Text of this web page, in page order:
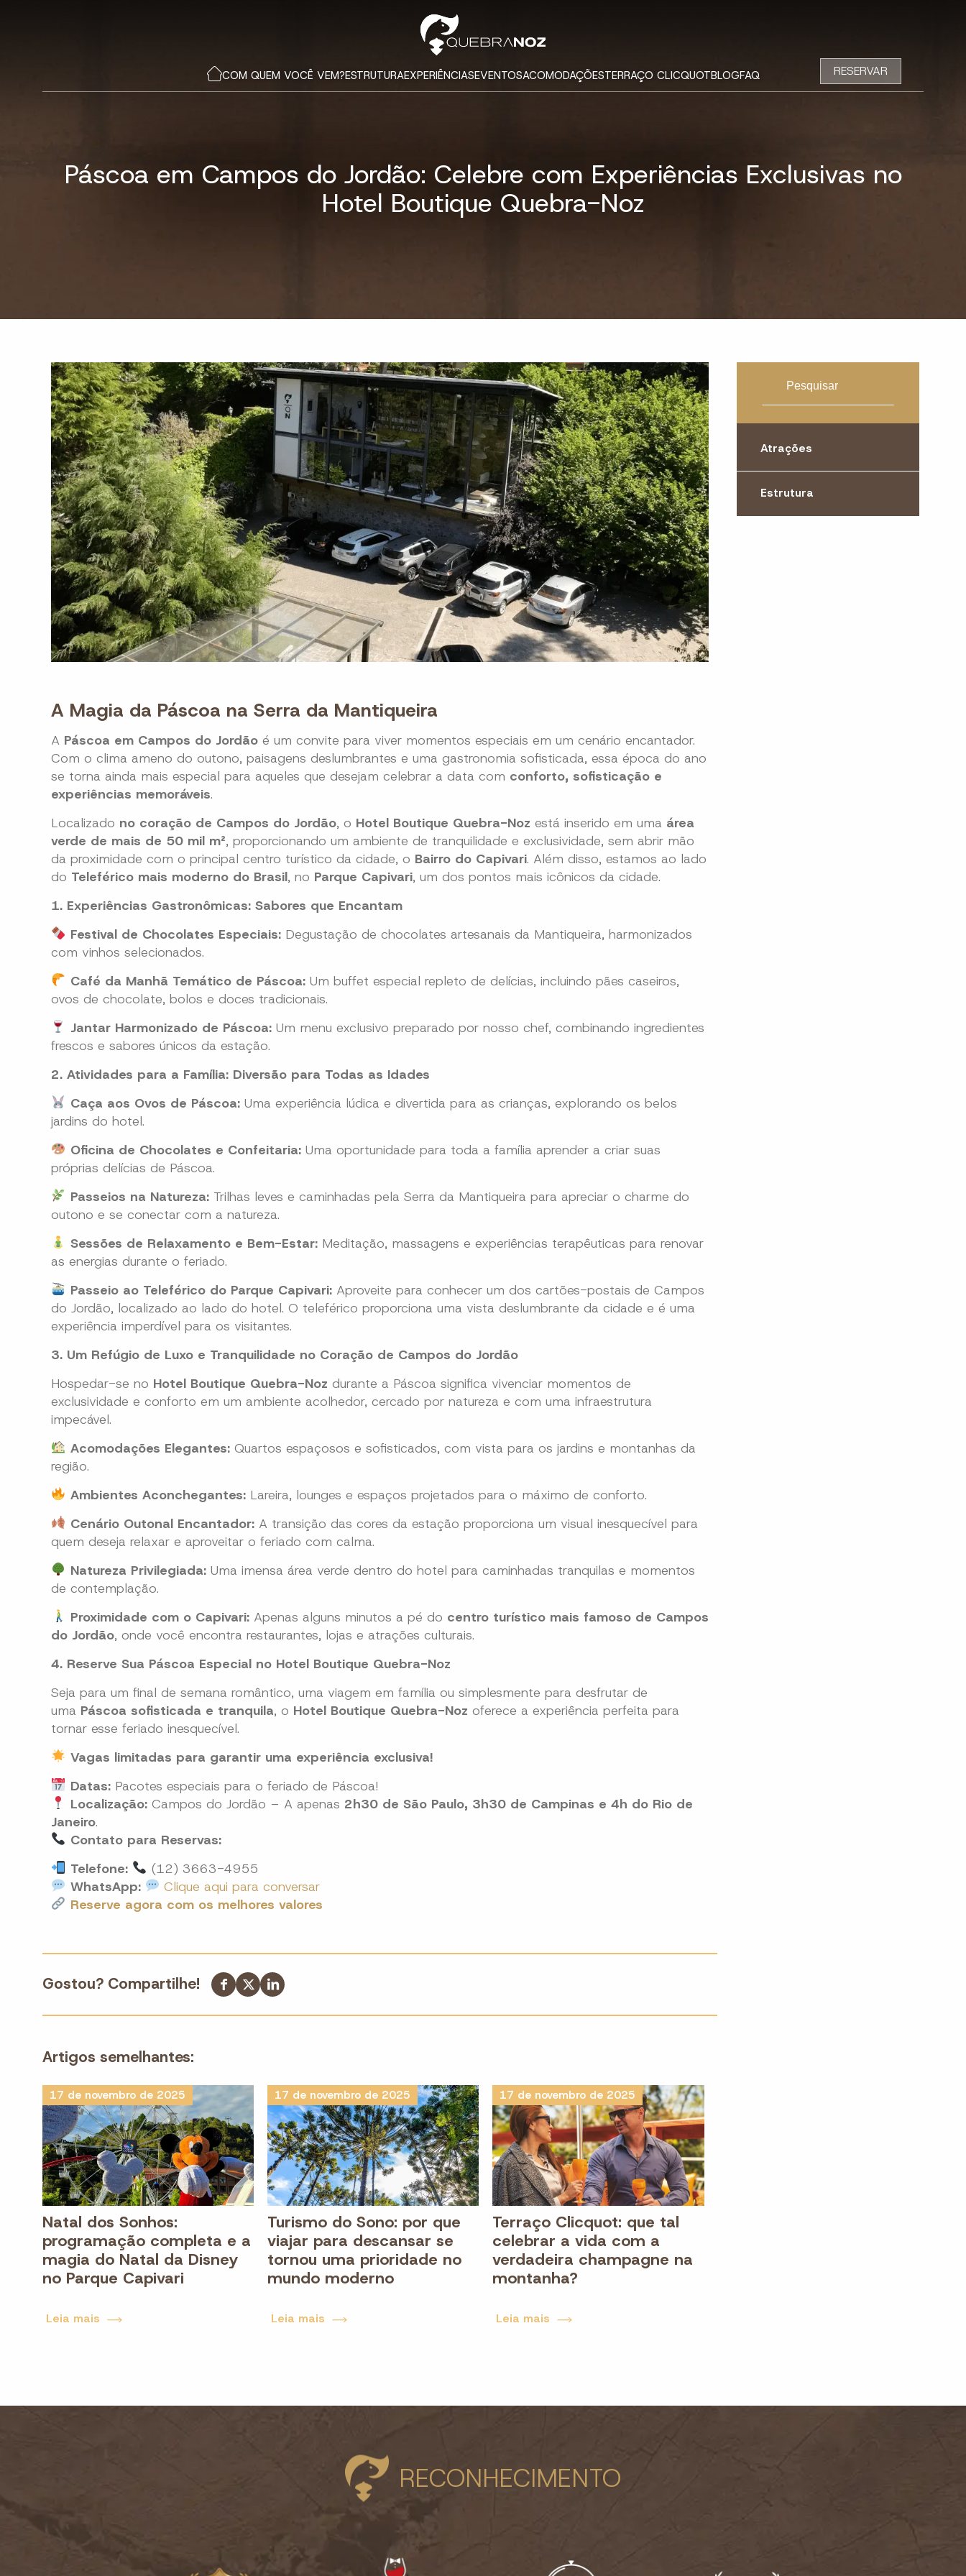
COM QUEM VOCÊ VEM?ESTRUTURAEXPERIÊNCIASEVENTOSACOMODAÇÕESTERRAÇO CLICQUOTBLOGFAQ RESERVAR
Páscoa em Campos do Jordão: Celebre com Experiências Exclusivas no
Hotel Boutique Quebra-Noz
A Magia da Páscoa na Serra da Mantiqueira
A Páscoa em Campos do Jordão é um convite para viver momentos especiais em um cenário encantador.
Com o clima ameno do outono, paisagens deslumbrantes e uma gastronomia sofisticada, essa época do ano
se torna ainda mais especial para aqueles que desejam celebrar a data com conforto, sofisticação e
experiências memoráveis.
Localizado no coração de Campos do Jordão, o Hotel Boutique Quebra-Noz está inserido em uma área
verde de mais de 50 mil m², proporcionando um ambiente de tranquilidade e exclusividade, sem abrir mão
da proximidade com o principal centro turístico da cidade, o Bairro do Capivari. Além disso, estamos ao lado
do Teleférico mais moderno do Brasil, no Parque Capivari, um dos pontos mais icônicos da cidade.
1. Experiências Gastronômicas: Sabores que Encantam
Festival de Chocolates Especiais:Degustação de chocolates artesanais da Mantiqueira, harmonizados
com vinhos selecionados.
Café da Manhã Temático de Páscoa:Um buffet especial repleto de delícias, incluindo pães caseiros,
ovos de chocolate, bolos e doces tradicionais.
Jantar Harmonizado de Páscoa:Um menu exclusivo preparado por nosso chef, combinando ingredientes
frescos e sabores únicos da estação.
2. Atividades para a Família: Diversão para Todas as Idades
Caça aos Ovos de Páscoa:Uma experiência lúdica e divertida para as crianças, explorando os belos
jardins do hotel.
Oficina de Chocolates e Confeitaria:Uma oportunidade para toda a família aprender a criar suas
próprias delícias de Páscoa.
Passeios na Natureza:Trilhas leves e caminhadas pela Serra da Mantiqueira para apreciar o charme do
outono e se conectar com a natureza.
Sessões de Relaxamento e Bem-Estar:Meditação, massagens e experiências terapêuticas para renovar
as energias durante o feriado.
Passeio ao Teleférico do Parque Capivari:Aproveite para conhecer um dos cartões-postais de Campos
do Jordão, localizado ao lado do hotel. O teleférico proporciona uma vista deslumbrante da cidade e é uma
experiência imperdível para os visitantes.
3. Um Refúgio de Luxo e Tranquilidade no Coração de Campos do Jordão
Hospedar-se no Hotel Boutique Quebra-Noz durante a Páscoa significa vivenciar momentos de
exclusividade e conforto em um ambiente acolhedor, cercado por natureza e com uma infraestrutura
impecável.
Acomodações Elegantes:Quartos espaçosos e sofisticados, com vista para os jardins e montanhas da
região.
Ambientes Aconchegantes:Lareira, lounges e espaços projetados para o máximo de conforto.
Cenário Outonal Encantador:A transição das cores da estação proporciona um visual inesquecível para
quem deseja relaxar e aproveitar o feriado com calma.
Natureza Privilegiada:Uma imensa área verde dentro do hotel para caminhadas tranquilas e momentos
de contemplação.
Proximidade com o Capivari:Apenas alguns minutos a pé do centro turístico mais famoso de Campos
do Jordão, onde você encontra restaurantes, lojas e atrações culturais.
4. Reserve Sua Páscoa Especial no Hotel Boutique Quebra-Noz
Seja para um final de semana romântico, uma viagem em família ou simplesmente para desfrutar de
uma Páscoa sofisticada e tranquila, o Hotel Boutique Quebra-Noz oferece a experiência perfeita para
tornar esse feriado inesquecível.
Vagas limitadas para garantir uma experiência exclusiva!
Datas:Pacotes especiais para o feriado de Páscoa!
Localização:Campos do Jordão – A apenas 2h30 de São Paulo, 3h30 de Campinas e 4h do Rio de
Janeiro.
Contato para Reservas:
Telefone:
(12) 3663-4955
WhatsApp:
Clique aqui para conversar
Reserve agora com os melhores valores
Gostou? Compartilhe!
Artigos semelhantes:
17 de novembro de 2025
Natal dos Sonhos:
programação completa e a
magia do Natal da Disney
no Parque Capivari
Leia mais
17 de novembro de 2025
Turismo do Sono: por que
viajar para descansar se
tornou uma prioridade no
mundo moderno
Leia mais
17 de novembro de 2025
Terraço Clicquot: que tal
celebrar a vida com a
verdadeira champagne na
montanha?
Leia mais
Atrações
Estrutura
RECONHECIMENTO